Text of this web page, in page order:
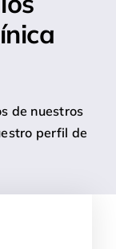
de nuestros
perfil de